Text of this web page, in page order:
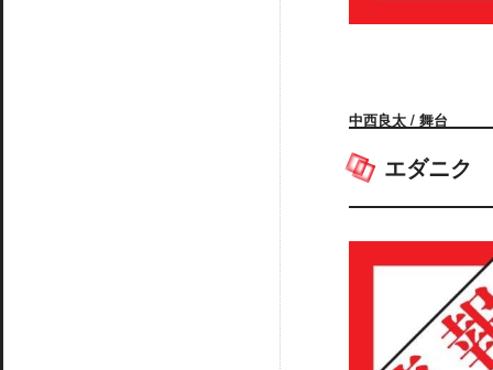
中西良太 / 舞台
エダニク